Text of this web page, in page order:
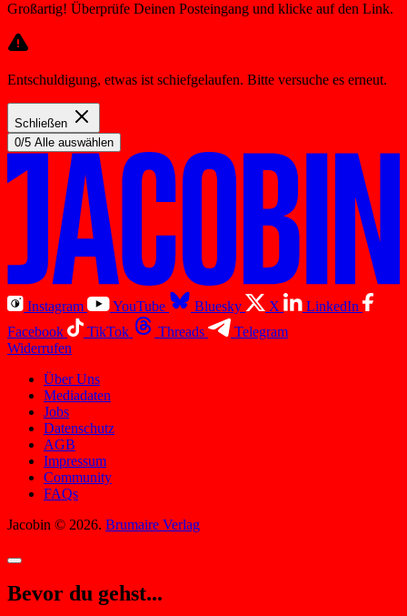
Großartig! Überprüfe Deinen Posteingang und klicke auf den Link.
Entschuldigung, etwas ist schiefgelaufen. Bitte versuche es erneut.
Schließen
0/5 Alle auswählen
Instagram YouTube Bluesky X
LinkedIn
Facebook
TikTok Threads
Telegram
Widerrufen
Über Uns
Mediadaten
Jobs
Datenschutz
AGB
Impressum
Community
FAQs
Jacobin © 2026. Brumaire Verlag
Bevor du gehst...